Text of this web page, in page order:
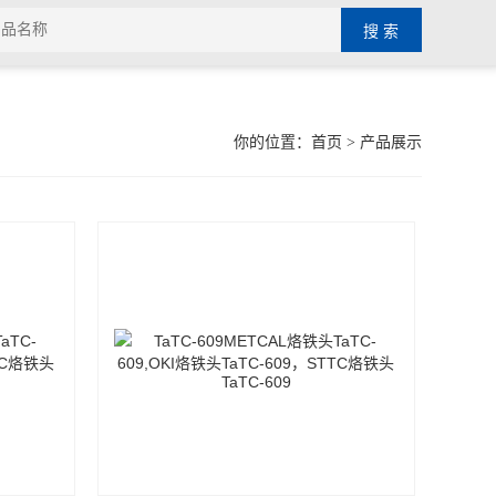
你的位置： 首页 > 产品展示